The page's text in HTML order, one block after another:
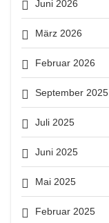
Juni 2026
März 2026
Februar 2026
September 2025
Juli 2025
Juni 2025
Mai 2025
Februar 2025